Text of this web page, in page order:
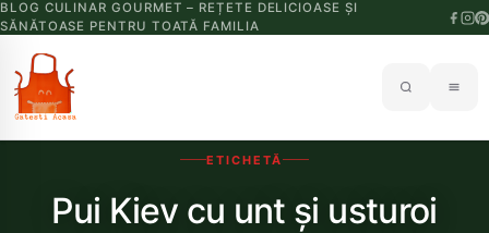
BLOG CULINAR GOURMET – REȚETE DELICIOASE ȘI
SĂNĂTOASE PENTRU TOATĂ FAMILIA
ETICHETĂ
Pui Kiev cu unt și usturoi